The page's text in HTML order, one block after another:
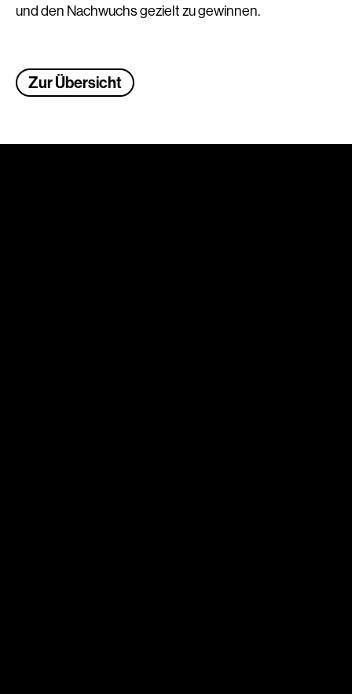
und den Nachwuchs gezielt zu gewinnen.
Zur Übersicht